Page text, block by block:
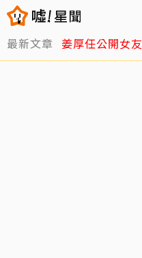
最新文章 姜厚任公開女友